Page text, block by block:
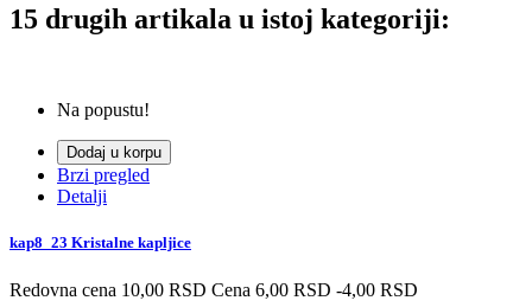
15 drugih artikala u istoj kategoriji:
Na popustu!
Dodaj u korpu
Brzi pregled
Detalji
kap8_23 Kristalne kapljice
Redovna cena 10,00 RSD Cena 6,00 RSD -4,00 RSD